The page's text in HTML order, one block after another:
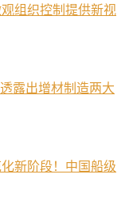
组织控制提供新视
露出增材制造两大
新阶段！中国船级